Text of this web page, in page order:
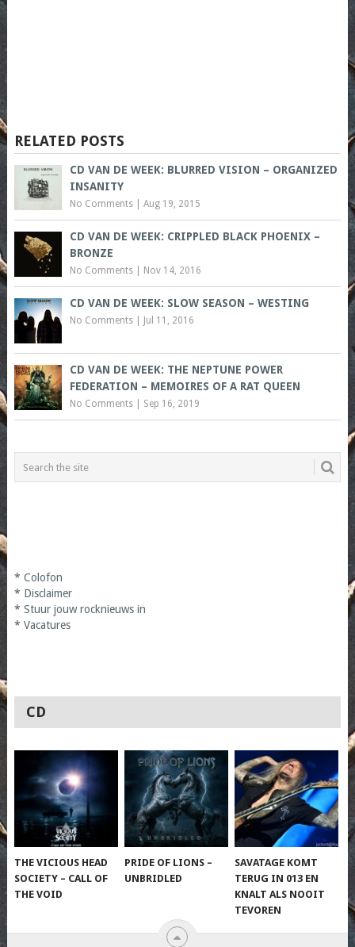
RELATED POSTS
CD VAN DE WEEK: BLURRED VISION – ORGANIZED
INSANITY
No Comments| Aug 19, 2015
CD VAN DE WEEK: CRIPPLED BLACK PHOENIX –
BRONZE
No Comments| Nov 14, 2016
CD VAN DE WEEK: SLOW SEASON – WESTING
No Comments| Jul 11, 2016
CD VAN DE WEEK: THE NEPTUNE POWER
FEDERATION – MEMOIRES OF A RAT QUEEN
No Comments| Sep 16, 2019
* Colofon
* Disclaimer
* Stuur jouw rocknieuws in
* Vacatures
CD
THE VICIOUS HEAD
SOCIETY – CALL OF
THE VOID
PRIDE OF LIONS –
UNBRIDLED
SAVATAGE KOMT
TERUG IN 013 EN
KNALT ALS NOOIT
TEVOREN